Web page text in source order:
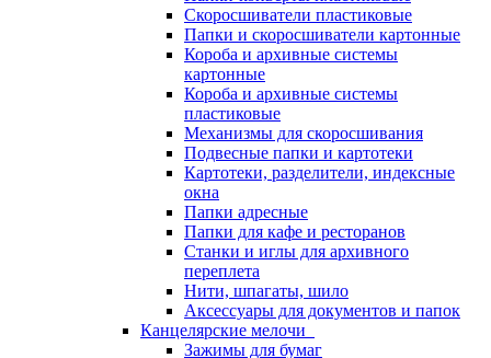
Скоросшиватели пластиковые
Папки и скоросшиватели картонные
Короба и архивные системы
картонные
Короба и архивные системы
пластиковые
Механизмы для скоросшивания
Подвесные папки и картотеки
Картотеки, разделители, индексные
окна
Папки адресные
Папки для кафе и ресторанов
Станки и иглы для архивного
переплета
Нити, шпагаты, шило
Аксессуары для документов и папок
Канцелярские мелочи
Зажимы для бумаг